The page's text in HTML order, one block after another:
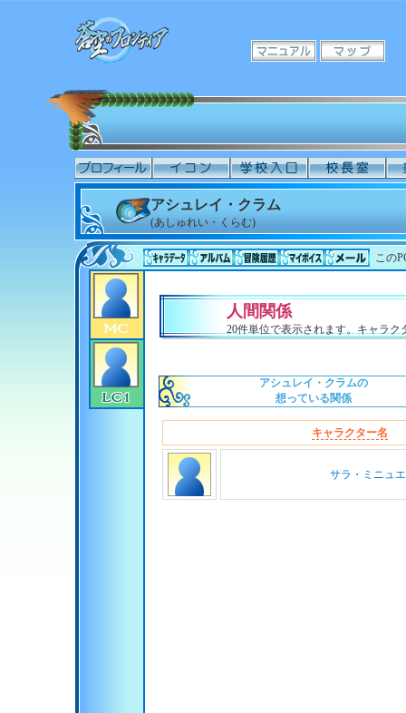
アシュレイ・クラム
(あしゅれい・くらむ)
この
人間関係
20件単位で表示されます。キャラ
アシュレイ・クラムの
想っている関係
キャラクター名
サラ・ミニュ